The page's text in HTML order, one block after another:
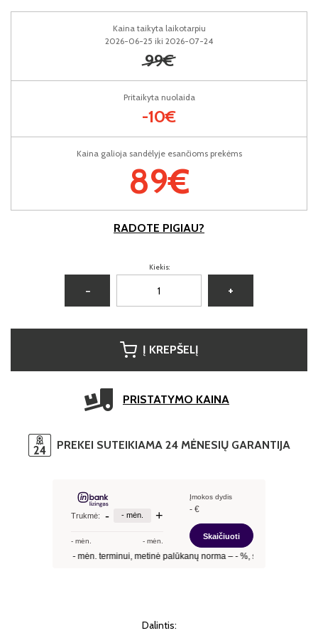
Kaina galioja sandėlyje esančioms prekėms
89€
Kaina taikyta laikotarpiu
2026-06-25 iki 2026-07-24
99€
Pritaikyta nuolaida
-10€
RADOTE PIGIAU?
Kiekis:
− +
Į KREPŠELĮ
PRISTATYMO KAINA
PREKEI SUTEIKIAMA 24 MĖNESIŲ GARANTIJA
Dalintis: